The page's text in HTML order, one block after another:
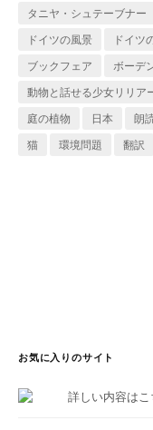
タニヤ・シュテーブナー
ドイツの風景
ドイツ
ブックフェア
ボーデ
動物と話せる少女リリア
庭の植物
日本 朗
猫
環境問題 翻訳
お気に入りのサイト